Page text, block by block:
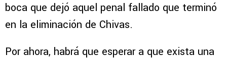
boca que dejó aquel penal fallado que terminó
en la eliminación de Chivas.
Por ahora, habrá que esperar a que exista una